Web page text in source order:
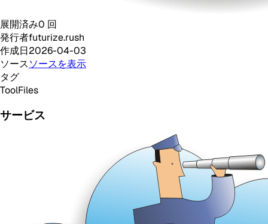
展開済み0 回
発行者futurize.rush
作成日2026-04-03
ソースソースを表示
タグ
ToolFiles
サービス